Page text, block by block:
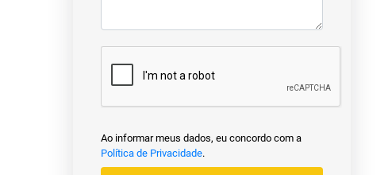
Ao informar meus dados, eu concordo com a
Política de Privacidade.